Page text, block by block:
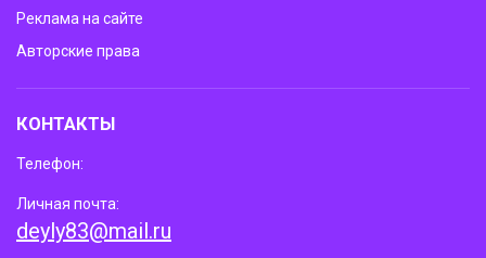
Реклама на сайте
Авторские права
КОНТАКТЫ
Телефон:
Личная почта:
deyly83@mail.ru